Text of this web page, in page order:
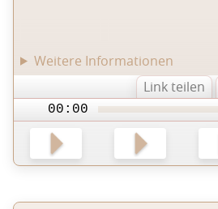
Weitere Informationen
Link teilen
00:00